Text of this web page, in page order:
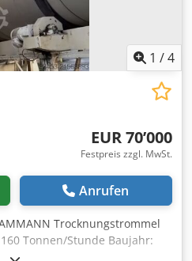
1 /4
EUR 70’000
Festpreis zzgl. MwSt.
Anrufen
Trocknungstrommel
Tonnen/Stunde Baujahr: